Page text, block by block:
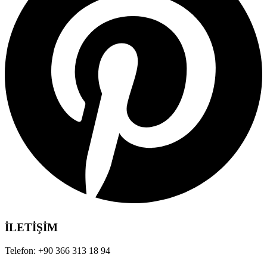
İLETİŞİM
Telefon: +90 366 313 18 94